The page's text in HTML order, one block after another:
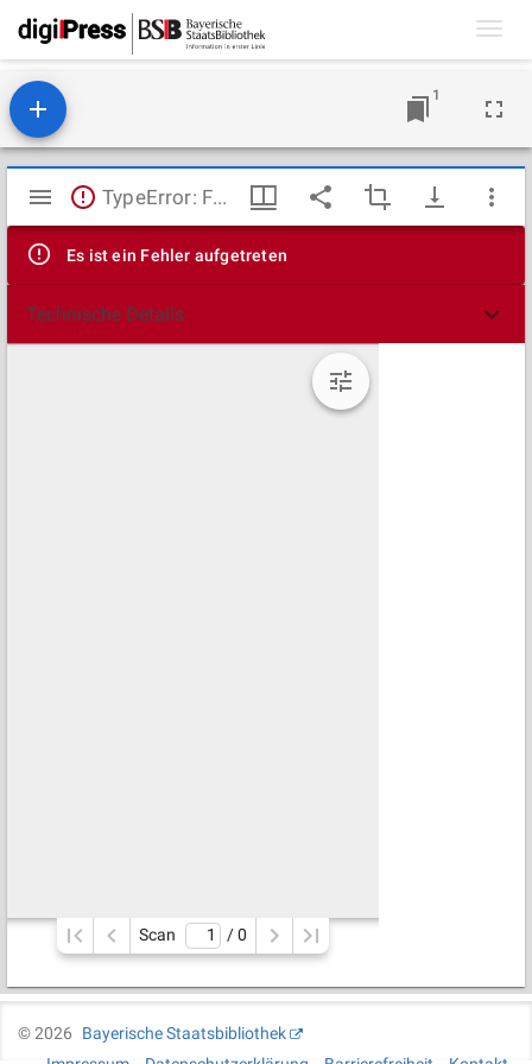
1
Mirador
Viewer
TypeError: Failed to fetch
Es ist ein Fehler aufgetreten
Technische Details
Scan / 0
©2026
Bayerische Staatsbibliothek